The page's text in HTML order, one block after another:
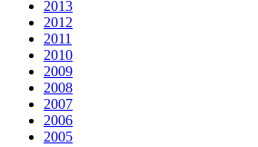
2013
2012
2011
2010
2009
2008
2007
2006
2005